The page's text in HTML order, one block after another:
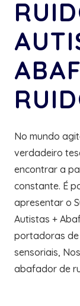
No mundo
verdadeiro
encontrar a
constante. É
apresentar o
Autistas +
portadoras de
sensoriais,
abafador de